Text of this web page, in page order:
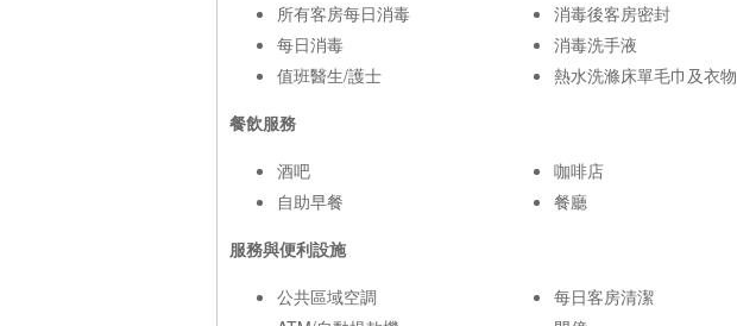
所有客房每日消毒
每日消毒
值班醫生/護士
消毒後客房密封
消毒洗手液
熱水洗滌床單毛巾及衣物
餐飲服務
酒吧
自助早餐
咖啡店
餐廳
服務與便利設施
公共區域空調
每日客房清潔